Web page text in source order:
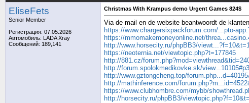
EliseFets
Senior Member
Регистрация: 07.05.2026
Автомобиль: LADA Xray
Сообщений: 189,141
Christmas With Krampus demo Urgent Games 824$
Via de mail en de website beantwoordt de
https://www.chargersixpackforum.com/...pto-
https://mmomakemoneyonline.net/
http://www.horsecity.ru/phpBB3/
https://neoternia.net/viewtopic.php?t=177845
http://881.cz/
http://forum.spolokmedikovke.sk/
http://www.gztongcheng.top/
http://mathinference.com/
https://www.clubhombre.com/mybb/
http://horsecity.ru/phpBB3/